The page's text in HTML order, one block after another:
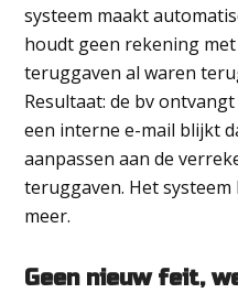
systeem maakt
houdt geen rekening
teruggaven al waren
Resultaat: de bv
een interne e-mail blijkt
aanpassen aan de
teruggaven. Het
meer.
Geen nieuw feit,